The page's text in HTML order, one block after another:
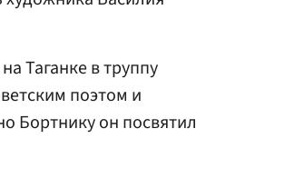
Таганке в труппу
поэтом и
Бортнику он посвятил